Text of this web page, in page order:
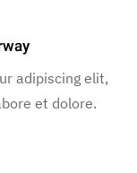
adipiscing elit,
et dolore.